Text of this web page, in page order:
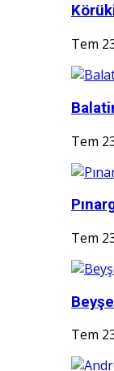
Tem
Tem
Tem
Tem